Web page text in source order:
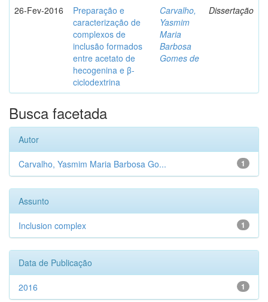
26-Fev-2016
Preparação e
caracterização de
complexos de
inclusão formados
entre acetato de
hecogenina e β-
ciclodextrina
Carvalho,
Yasmim
Maria
Barbosa
Gomes de
Dissertação
Busca facetada
Autor
1
Carvalho, Yasmim Maria Barbosa Go...
Assunto
1
Inclusion complex
Data de Publicação
1
2016